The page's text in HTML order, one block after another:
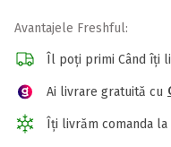
Avantajele Freshful:
Îl poți primi Când îți
Ai livrare gratuită cu
Îți livrăm comanda